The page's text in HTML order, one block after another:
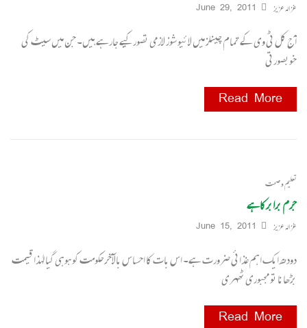
غزالہ عزیز June 29, 2011
آج کل ٹی وی کے تمام چینلز میں لائیو شوز لازمی تصور کیے جارہے ہیں۔ جن میں سیٹ کی
خوبصورتی
Read More
تعلیم و صحت
جرم برابرکاہے
غزالہ عزیز June 15, 2011
دودھ ایک اہم غذائی ضرورت ہے۔ اس بات کا احساس بالآخرحکومت کو ہوہی گیا لہٰذا قیمت
بڑھانا تو مجبوری ٹھہری
Read More